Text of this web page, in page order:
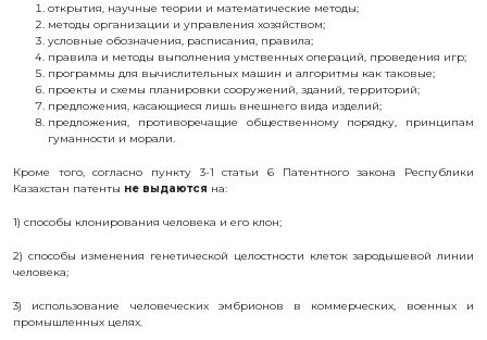
ВАКАНСИИ
ЖУРНАЛ
«ИНТЕЛЛЕКТУАЛЬНАЯ
ГОСУДАРСТВЕННЫЕ
УСЛУГИ
ЗАКУПКИ
ПРОТИВОДЕЙСТВИЕ
КОНТАКТЫ
ОБЪЕКТЫ
открытия, научные теории и математические методы;
методы организации и управления хозяйством;
условные обозначения, расписания, правила;
правила и методы выполнения умственных операций, проведения игр;
программы для вычислительных машин и алгоритмы как таковые;
проекты и схемы планировки сооружений, зданий, территорий;
предложения, касающиеся лишь внешнего вида изделий;
предложения, противоречащие общественному порядку, принципам
гуманности и морали.
Кроме того, согласно пункту 3-1 статьи 6 Патентного закона Республики
Казахстан патенты не выдаются на:
1) способы клонирования человека и его клон;
2) способы изменения генетической целостности клеток зародышевой линии
человека;
3) использование человеческих эмбрионов в коммерческих, военных и
промышленных целях.